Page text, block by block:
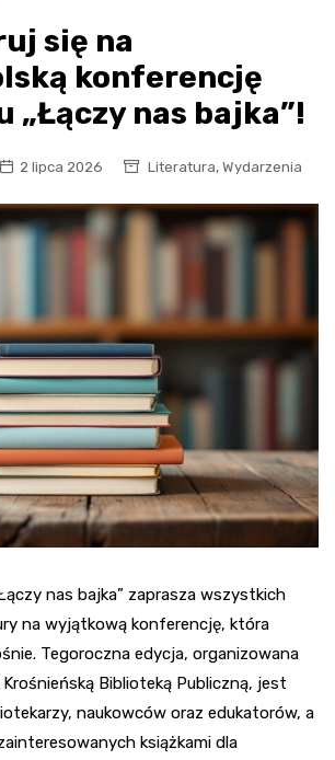
się na
konferencję
„Łączy nas bajka”!
2 lipca 2026 Literatura, Wydarzenia
nas bajka” zaprasza wszystkich
na wyjątkową konferencję, która
Tegoroczna edycja, organizowana
Biblioteką Publiczną, jest
naukowców oraz edukatorów, a
książkami dla